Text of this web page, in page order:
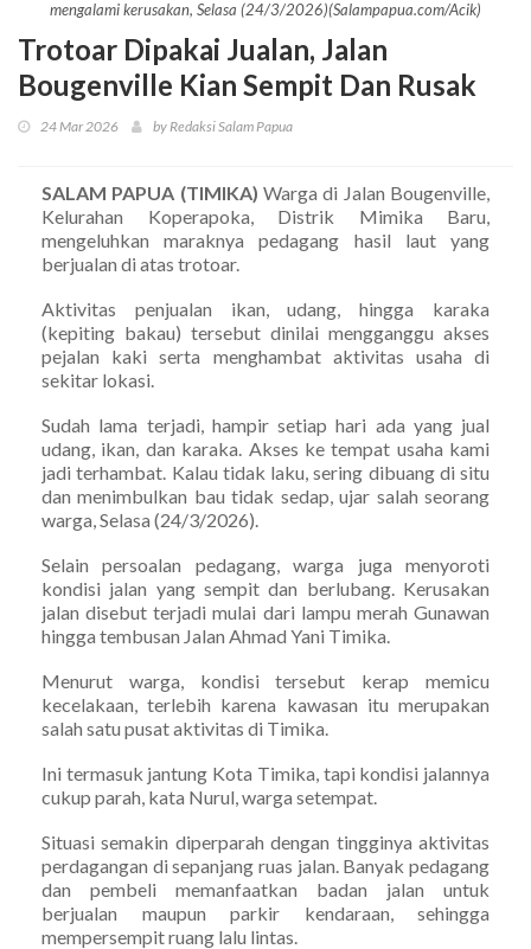
mengalami kerusakan, Selasa (24/3/2026)(Salampapua.com/Acik)
Trotoar Dipakai Jualan, Jalan
Bougenville Kian Sempit Dan Rusak
24 Mar 2026 by Redaksi Salam Papua
SALAM PAPUA (TIMIKA) Warga di Jalan Bougenville,
Kelurahan Koperapoka, Distrik Mimika Baru,
mengeluhkan maraknya pedagang hasil laut yang
berjualan di atas trotoar.
Aktivitas penjualan ikan, udang, hingga karaka
(kepiting bakau) tersebut dinilai mengganggu akses
pejalan kaki serta menghambat aktivitas usaha di
sekitar lokasi.
Sudah lama terjadi, hampir setiap hari ada yang jual
udang, ikan, dan karaka. Akses ke tempat usaha kami
jadi terhambat. Kalau tidak laku, sering dibuang di situ
dan menimbulkan bau tidak sedap, ujar salah seorang
warga, Selasa (24/3/2026).
Selain persoalan pedagang, warga juga menyoroti
kondisi jalan yang sempit dan berlubang. Kerusakan
jalan disebut terjadi mulai dari lampu merah Gunawan
hingga tembusan Jalan Ahmad Yani Timika.
Menurut warga, kondisi tersebut kerap memicu
kecelakaan, terlebih karena kawasan itu merupakan
salah satu pusat aktivitas di Timika.
Ini termasuk jantung Kota Timika, tapi kondisi jalannya
cukup parah, kata Nurul, warga setempat.
Situasi semakin diperparah dengan tingginya aktivitas
perdagangan di sepanjang ruas jalan. Banyak pedagang
dan pembeli memanfaatkan badan jalan untuk
berjualan maupun parkir kendaraan, sehingga
mempersempit ruang lalu lintas.